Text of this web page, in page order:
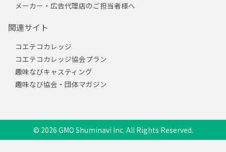
メーカー・広告代理店のご担当者様へ
関連サイト
コエテコカレッジ
コエテコカレッジ協会プラン
趣味なびキャスティング
趣味なび協会・団体マガジン
© 2026 GMO Shuminavi Inc. All Rights Reserved.